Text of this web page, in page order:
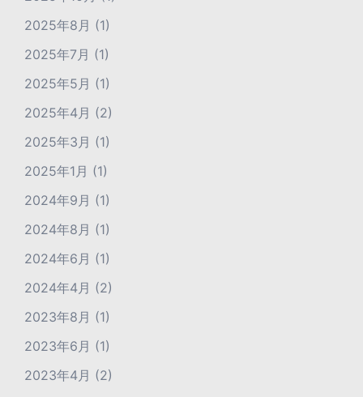
2025年8月 (1)
2025年7月 (1)
2025年5月 (1)
2025年4月 (2)
2025年3月 (1)
2025年1月 (1)
2024年9月 (1)
2024年8月 (1)
2024年6月 (1)
2024年4月 (2)
2023年8月 (1)
2023年6月 (1)
2023年4月 (2)